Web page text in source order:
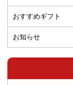
おすすめギフト
お知らせ